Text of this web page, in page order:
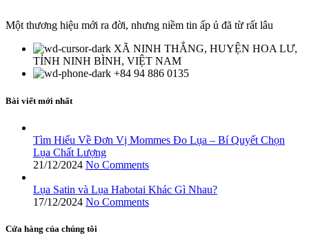
Một thương hiệu mới ra đời, nhưng niềm tin ấp ủ đã từ rất lâu
XÃ NINH THẮNG, HUYỆN HOA LƯ,
TỈNH NINH BÌNH, VIỆT NAM
+84 94 886 0135
Bài viết mới nhất
Tìm Hiểu Về Đơn Vị Mommes Đo Lụa – Bí Quyết Chọn
Lụa Chất Lượng
21/12/2024 No Comments
Lụa Satin và Lụa Habotai Khác Gì Nhau?
17/12/2024 No Comments
Cửa hàng của chúng tôi